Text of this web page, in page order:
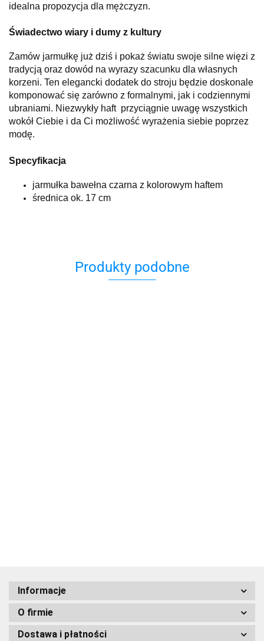
idealna propozycja dla mężczyzn.
Świadectwo wiary i dumy z kultury
Zamów jarmułkę już dziś i pokaż światu swoje silne więzi z
tradycją oraz dowód na wyrazy szacunku dla własnych
korzeni. Ten elegancki dodatek do stroju będzie doskonale
komponować się zarówno z formalnymi, jak i codziennymi
ubraniami. Niezwykły haft przyciągnie uwagę wszystkich
wokół Ciebie i da Ci możliwość wyrażenia siebie poprzez
modę.
Specyfikacja
jarmułka bawełna czarna z kolorowym haftem
średnica ok. 17 cm
Produkty podobne
Informacje
O firmie
Dostawa i płatności